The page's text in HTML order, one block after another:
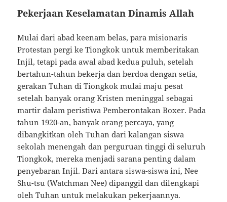
Pekerjaan Keselamatan Dinamis Allah
Mulai dari abad keenam belas, para misionaris
Protestan pergi ke Tiongkok untuk memberitakan
Injil, tetapi pada awal abad kedua puluh, setelah
bertahun-tahun bekerja dan berdoa dengan setia,
gerakan Tuhan di Tiongkok mulai maju pesat
setelah banyak orang Kristen meninggal sebagai
martir dalam peristiwa Pemberontakan Boxer. Pada
tahun 1920-an, banyak orang percaya, yang
dibangkitkan oleh Tuhan dari kalangan siswa
sekolah menengah dan perguruan tinggi di seluruh
Tiongkok, mereka menjadi sarana penting dalam
penyebaran Injil. Dari antara siswa-siswa ini, Nee
Shu-tsu (Watchman Nee) dipanggil dan dilengkapi
oleh Tuhan untuk melakukan pekerjaannya.